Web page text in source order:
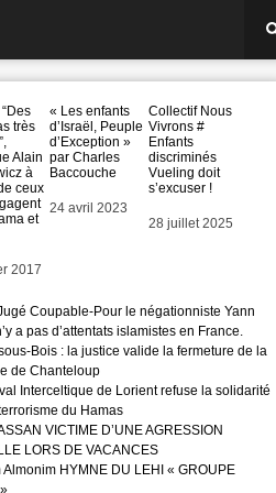
très
Alain
à
ceux
et
2017
« Les enfants
d’Israël, Peuple
d’Exception »
par Charles
Baccouche
Date
24 avril 2023
Collectif Nous
Vivrons #
Enfants
discriminés
Vueling doit
s’excuser !
Date
28 juillet 2025
Coupable-Pour le négationniste Yann
a pas d’attentats islamistes en France.
Bois : la justice valide la fermeture de la
de Chanteloup
Interceltique de Lorient refuse la solidarité
du Hamas
VICTIME D’UNE AGRESSION
LORS DE VACANCES
Almonim HYMNE DU LEHI « GROUPE